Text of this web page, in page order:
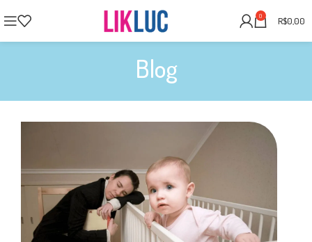
0 R$0,00
Blog